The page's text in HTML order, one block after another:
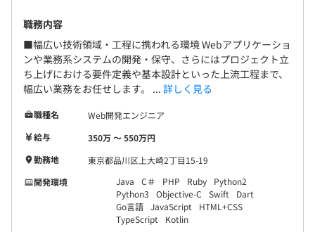
職務内容
■幅広い技術領域・工程に携われる環境 Webアプリケーショ
ンや業務系システムの開発・保守、さらにはプロジェクト立
ち上げにおける要件定義や基本設計といった上流工程まで、
幅広い業務をお任せします。 ... 詳しく見る
職種名
Web開発エンジニア
給与
350万 〜 550万円
勤務地
東京都品川区上大崎2丁目15-19
開発環境
Java C＃ PHP Ruby
Python2
Python3
Objective-C Swift
Dart
Go言語 JavaScript
HTML+CSS
TypeScript
Kotlin